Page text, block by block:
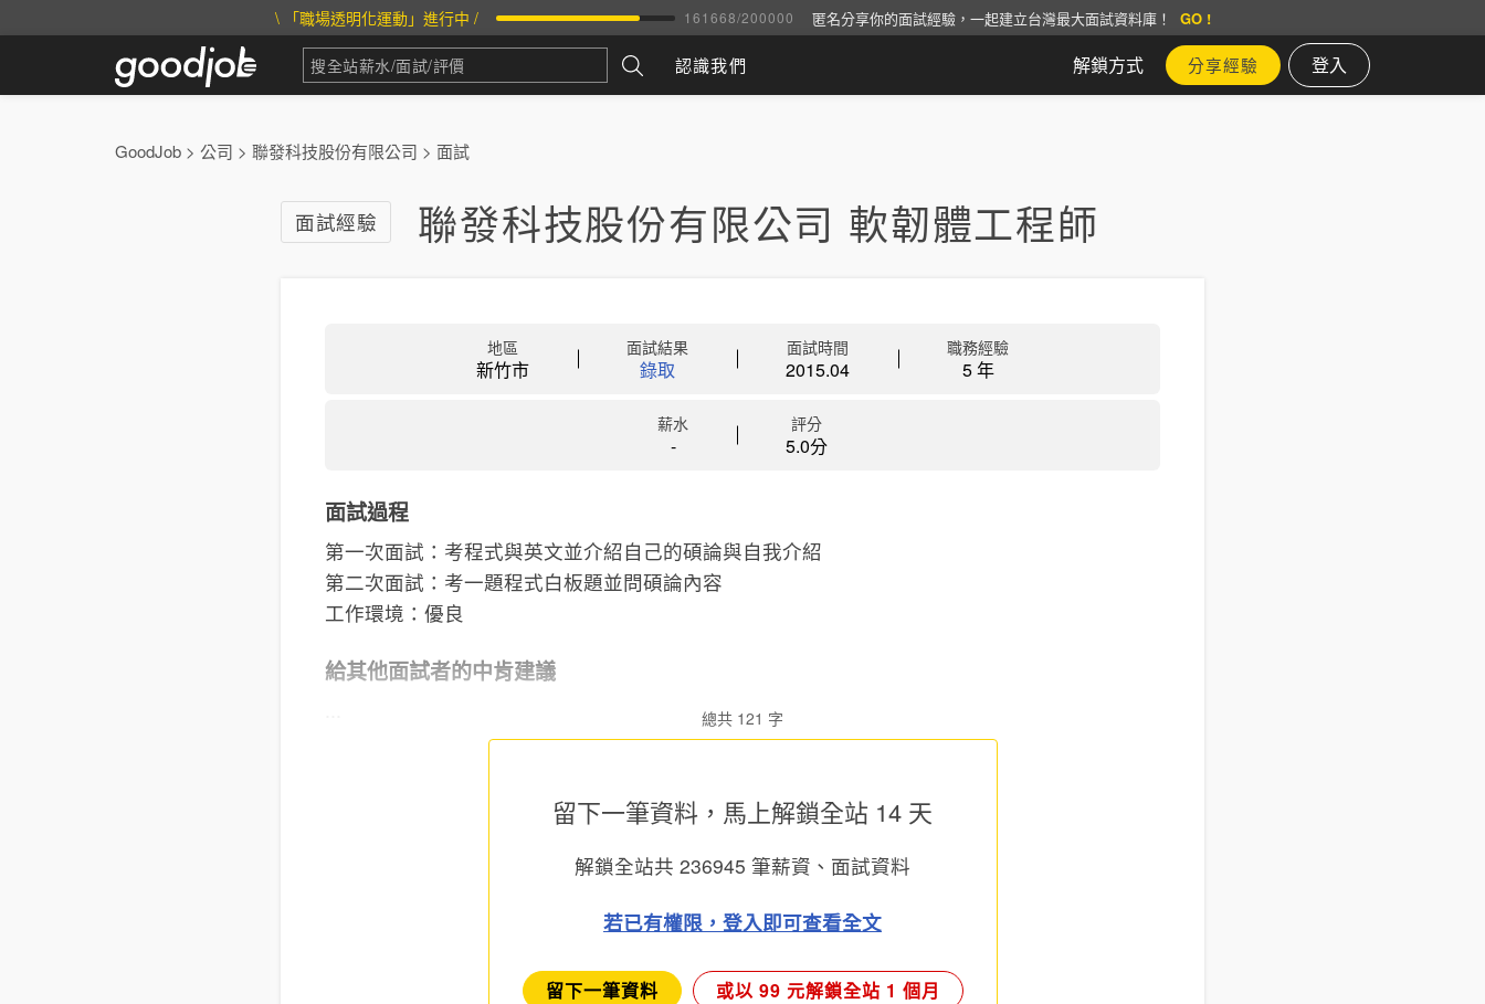
\ 「職場透明化運動」進行中 / 161668/200000 匿名分享你的面試經驗，一起建立台灣最大面試資料庫！ GO !
認識我們 解鎖方式 分享經驗 登入
GoodJob > 公司 > 聯發科技股份有限公司 > 面試
面試經驗 聯發科技股份有限公司 軟韌體工程師
地區
新竹市
面試結果
錄取
面試時間
2015.04
職務經驗
5 年
薪水
-
評分
5.0分
面試過程
第一次面試：考程式與英文並介紹自己的碩論與自我介紹
第二次面試：考一題程式白板題並問碩論內容
工作環境：優良
給其他面試者的中肯建議
總共 121 字
留下一筆資料，馬上解鎖全站 14 天
解鎖全站共 236945 筆薪資、面試資料
若已有權限，登入即可查看全文
留下一筆資料 或以 99 元解鎖全站 1 個月